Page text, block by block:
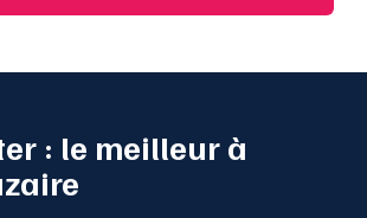
: le meilleur à